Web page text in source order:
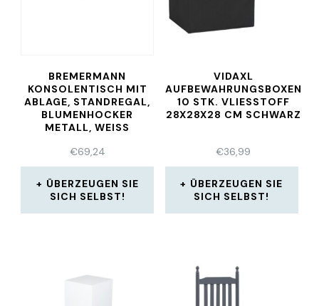
BREMERMANN
KONSOLENTISCH MIT
ABLAGE, STANDREGAL,
BLUMENHOCKER
METALL, WEISS
€69,24
ÜBERZEUGEN SIE
SICH SELBST!
VIDAXL
AUFBEWAHRUNGSBOXEN
10 STK. VLIESSTOFF
28X28X28 CM SCHWARZ
€36,99
ÜBERZEUGEN SIE
SICH SELBST!